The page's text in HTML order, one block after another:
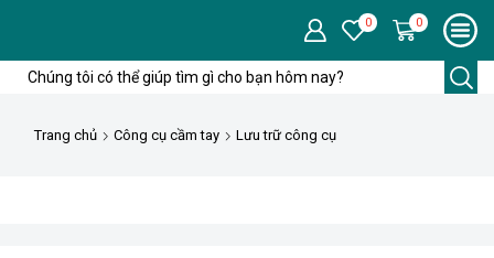
0 0
Trường
kiếm
Trang chủ Công cụ cầm tay Lưu trữ công cụ